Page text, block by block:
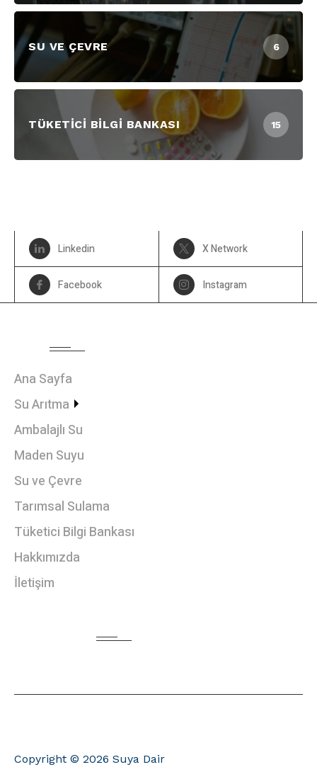
SU VE ÇEVRE 6
TÜKETICI BILGI BANKASI 15
Linkedin X Network
Facebook Instagram
Ana Sayfa
Su Arıtma
Ambalajlı Su
Maden Suyu
Su ve Çevre
Tarımsal Sulama
Tüketici Bilgi Bankası
Hakkımızda
İletişim
Copyright © 2026 Suya Dair